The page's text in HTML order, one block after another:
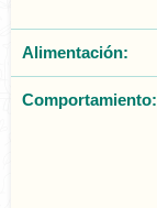
Alimentación:
Comportamiento: